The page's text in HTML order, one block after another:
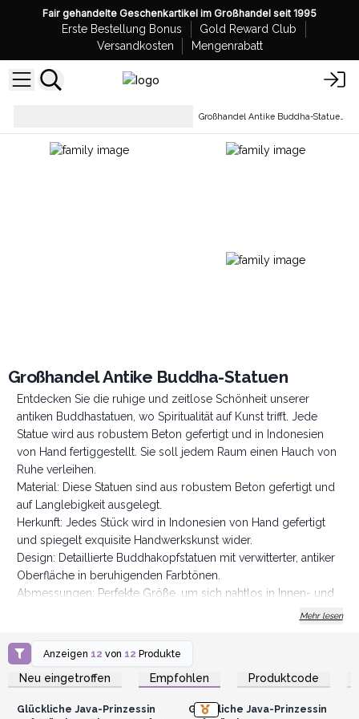
Fair gehandelte Geschenkartikel im Großhandel seit 1995
Erste Bestellung Bonus
Gold Reward Club
Versandkosten
Mengenrabatt
Großhandel Antike Buddha-Statuen
Entdecken Sie die ruhige und zeitlose Schönheit unserer
antiken Buddhastatuen, wo Spiritualität auf Kunst trifft. Jede
Statue wird aus robustem Beton gefertigt und in Indonesien
von Hand fertiggestellt. Sie soll jedem Raum einen Hauch von
Ruhe verleihen.
Material: Diese Statuen sind aus robustem Beton gefertigt und
auf Langlebigkeit ausgelegt.
Herkunft: Jedes Stück wird in Indonesien von Hand gefertigt
und spiegelt exquisite Handwerkskunst wider.
Design: Detaillierte Buddhakopfstatuen mit verwitterter, antiker
Oberfläche in beruhigenden Farbtönen.
Abmessungen: Perfekte Größe, um sich nahtlos in Innen- und
und bieten einen ruhigen und stilvollen Akzent für
Wohnzimmer, Eingangsbereiche oder Meditationsräume. Sie
sind auch ideal, um eine ruhige und friedliche Umgebung zu
schaffen, was sie perfekt für Yogastudios, Meditationszentren
Mehr lesen
Anzeigen 12 von 12 Produkte
Neu eingetroffen Empfohlen Produktcode
Anmelden oder
Registrieren für
Großhandelspreise
Glückliche Java-Prinzessin
Registrieren für
Großhandelspreise
Glückliche Java-Prinzessin